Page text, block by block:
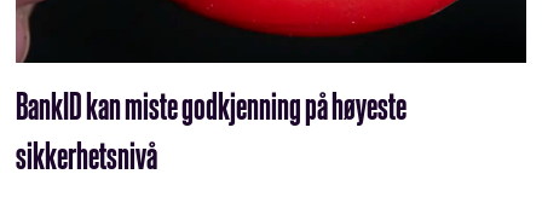
BankID kan miste godkjenning på høyeste
sikkerhetsnivå